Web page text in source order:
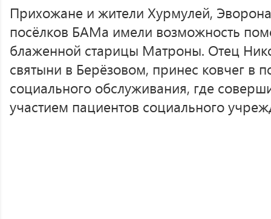
Прихожане и жители Хурмулей,
посёлков БАМа имели возможность
блаженной старицы Матроны. Отец
святыни в Берёзовом, принес ковчег в
социального обслуживания, где
участием пациентов социального